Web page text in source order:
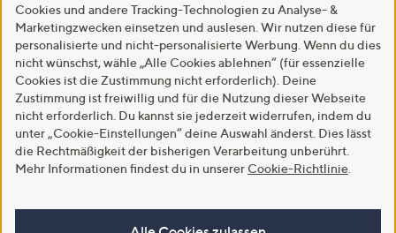
Cookies und andere Tracking-Technologien zu Analyse- &
Marketingzwecken einsetzen und auslesen. Wir nutzen diese für
personalisierte und nicht-personalisierte Werbung. Wenn du dies
nicht wünschst, wähle „Alle Cookies ablehnen“ (für essenzielle
Cookies ist die Zustimmung nicht erforderlich). Deine
Zustimmung ist freiwillig und für die Nutzung dieser Webseite
nicht erforderlich. Du kannst sie jederzeit widerrufen, indem du
unter „Cookie-Einstellungen“ deine Auswahl änderst. Dies lässt
die Rechtmäßigkeit der bisherigen Verarbeitung unberührt.
Mehr Informationen findest du in unserer Cookie-Richtlinie